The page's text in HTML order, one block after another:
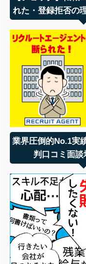
れた・登録拒否の
業界圧倒的No.1実
判口コミ面